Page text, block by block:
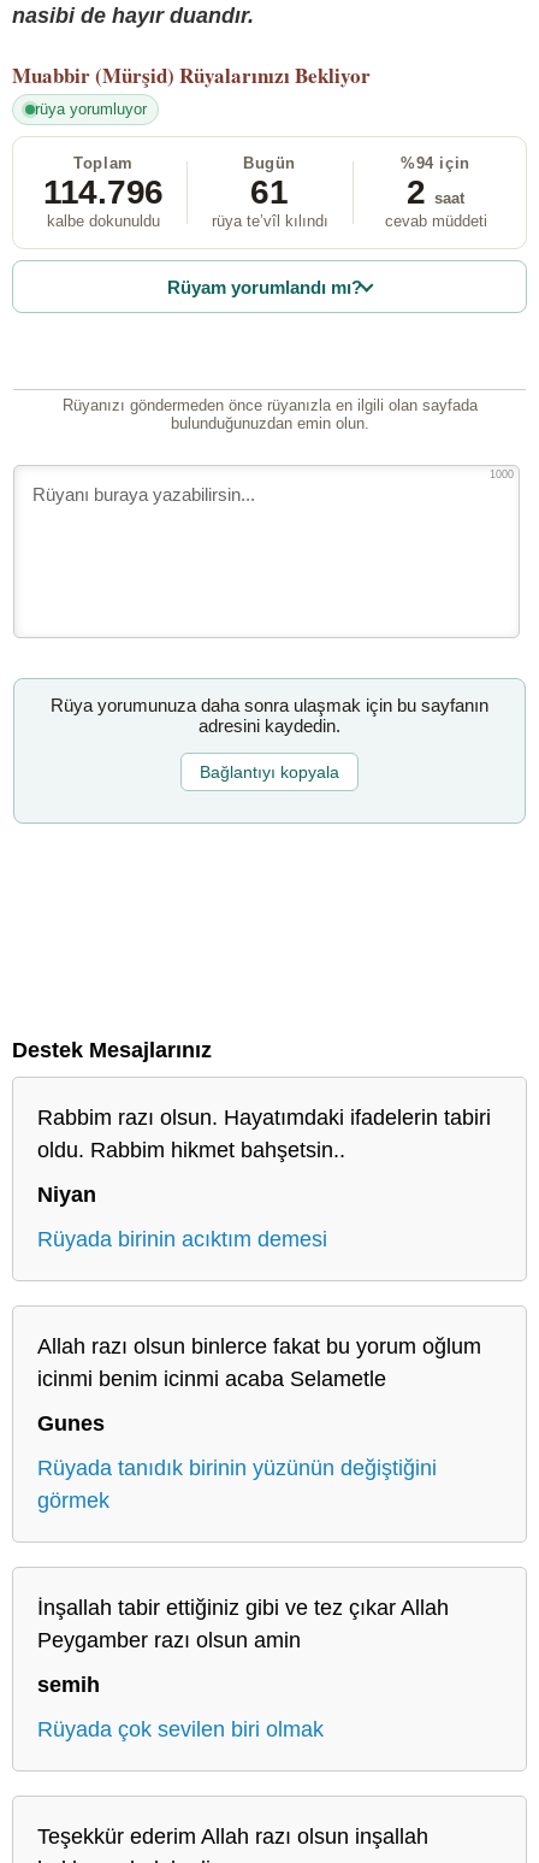
nasibi de hayır duandır.
Muabbir (Mürşid) Rüyalarınızı Bekliyor
rüya yorumluyor
Toplam
114.796
kalbe dokunuldu
Bugün
61
rüya te’vîl kılındı
%94 için
2 saat
cevab müddeti
Rüyam yorumlandı mı?
Rüyanızı göndermeden önce rüyanızla en ilgili olan sayfada
bulunduğunuzdan emin olun.
1000
Rüya yorumunuza daha sonra ulaşmak için bu sayfanın
adresini kaydedin.
Bağlantıyı kopyala
Destek Mesajlarınız
Rabbim razı olsun. Hayatımdaki ifadelerin tabiri
oldu. Rabbim hikmet bahşetsin..
Niyan
Rüyada birinin acıktım demesi
Allah razı olsun binlerce fakat bu yorum oğlum
icinmi benim icinmi acaba Selametle
Gunes
Rüyada tanıdık birinin yüzünün değiştiğini
görmek
İnşallah tabir ettiğiniz gibi ve tez çıkar Allah
Peygamber razı olsun amin
semih
Rüyada çok sevilen biri olmak
Teşekkür ederim Allah razı olsun inşallah